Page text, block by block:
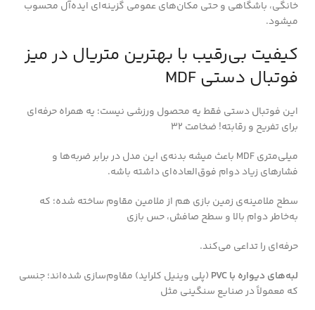
خانگی، باشگاهی و حتی مکان‌های عمومی گزینه‌ای ایده‌آل محسوب
میشود.
کیفیت بی‌رقیب با بهترین متریال در میز
فوتبال دستی MDF
این فوتبال دستی فقط یه محصول ورزشی نیست؛ یه همراه حرفه‌ای
برای تفریح و رقابته! ضخامت ۳۲
میلی‌متری MDF باعث میشه بدنه‌ی این مدل در برابر ضربه‌ها و
فشارهای زیاد دوام فوق‌العاده‌ای داشته باشه.
سطح ملامینه‌ی زمین بازی هم از ملامین مقاوم ساخته شده؛ که
به‌خاطر دوام بالا و سطح صافش، حس بازی
حرفه‌ای را تداعی می‌کند.
لبه‌های دیواره با PVC
(پلی وینیل کلراید) مقاوم‌سازی شده‌اند؛ جنسی
که معمولاً در صنایع سنگینی مثل